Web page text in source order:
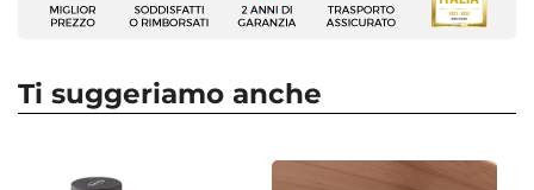
Set accessori da appoggio
Marca
Serie
Ti suggeriamo anche